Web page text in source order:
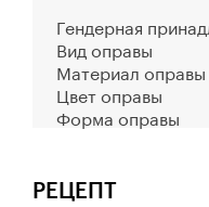
Гендерная
Вид оправы
Материал оправы
Цвет оправы
Форма оправы
РЕЦЕПТ